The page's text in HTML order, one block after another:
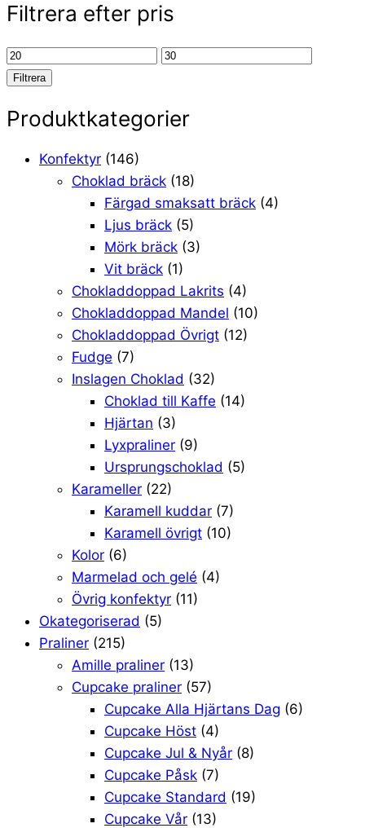
Filtrera efter pris
Min
pris
Max
Filtrera
Produktkategorier
Konfektyr (146)
Choklad bräck (18)
Färgad smaksatt bräck (4)
Ljus bräck (5)
Mörk bräck (3)
Vit bräck (1)
Chokladdoppad Lakrits (4)
Chokladdoppad Mandel (10)
Chokladdoppad Övrigt (12)
Fudge (7)
Inslagen Choklad (32)
Choklad till Kaffe (14)
Hjärtan (3)
Lyxpraliner (9)
Ursprungschoklad (5)
Karameller (22)
Karamell kuddar (7)
Karamell övrigt (10)
Kolor (6)
Marmelad och gelé (4)
Övrig konfektyr (11)
Okategoriserad (5)
Praliner (215)
Amille praliner (13)
Cupcake praliner (57)
Cupcake Alla Hjärtans Dag (6)
Cupcake Höst (4)
Cupcake Jul & Nyår (8)
Cupcake Påsk (7)
Cupcake Standard (19)
Cupcake Vår (13)